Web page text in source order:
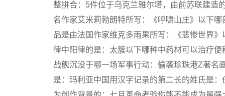
整拼合：5件位于乌克兰雅尔塔，由前苏联建造
名作家艾米莉勃朗特所写：《呼啸山庄》以下
品是由法国作家维克多雨果所写：《悲惨世界
律中阳律的是：太簇以下哪种中药材可以治疗
战舰沉没于哪一场军事行动：偷袭珍珠港Z著名
是：玛利亚中国用汉字记录的第二长的姓氏是